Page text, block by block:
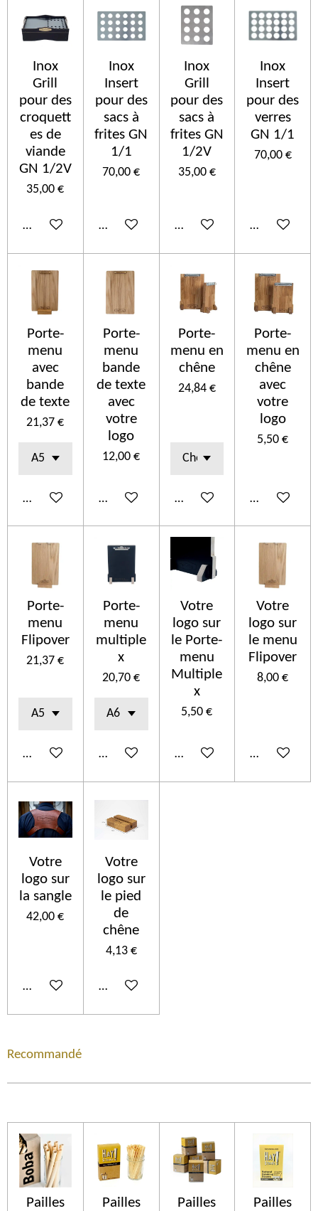
Inox
Grill
pour des
croquett
es de
viande
GN 1/2V
35,00 €
Añadir al carrito
Inox
Insert
pour des
sacs à
frites GN
1/1
70,00 €
Añadir al carrito
Inox
Grill
pour des
sacs à
frites GN
1/2V
35,00 €
Añadir al carrito
Inox
Insert
pour des
verres
GN 1/1
70,00 €
Añadir al
Porte-
menu
avec
bande
de texte
21,37 €
Añadir al carrito
Porte-
menu
bande
de texte
avec
votre
logo
12,00 €
Añadir al carrito
Porte-
menu en
chêne
24,84 €
Añadir al carrito
Porte-
menu en
chêne
avec
votre
logo
5,50 €
Añadir al
Porte-
menu
Flipover
21,37 €
Añadir al carrito
Porte-
menu
multiple
x
20,70 €
Añadir al carrito
Votre
logo sur
le Porte-
menu
Multiple
x
5,50 €
Añadir al carrito
Votre
logo sur
le menu
Flipover
8,00 €
Añadir al
Votre
logo sur
la sangle
42,00 €
Añadir al carrito
Votre
logo sur
le pied
de
chêne
4,13 €
Añadir al carrito
Recommandé
Pailles Pailles Pailles Pailles